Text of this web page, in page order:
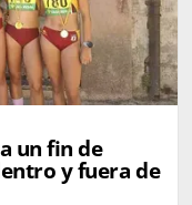
un fin de
y fuera de